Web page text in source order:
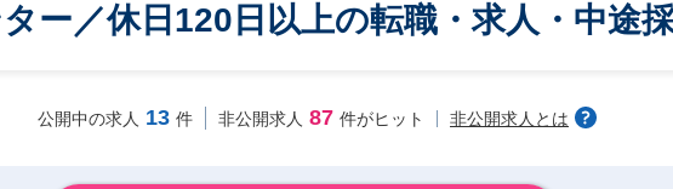
ー／休日120日以上の転職・求人・中途
公開中の求人 13 件 非公開求人 87 件がヒット 非公開求人とは